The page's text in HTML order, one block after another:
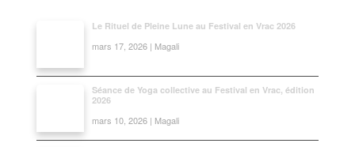
Le Rituel de Pleine Lune au Festival en Vrac 2026
mars 17, 2026 | Magali
Séance de Yoga collective au Festival en Vrac, édition
2026
mars 10, 2026 | Magali